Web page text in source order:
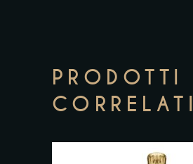
PRODOTTI
CORRELATI